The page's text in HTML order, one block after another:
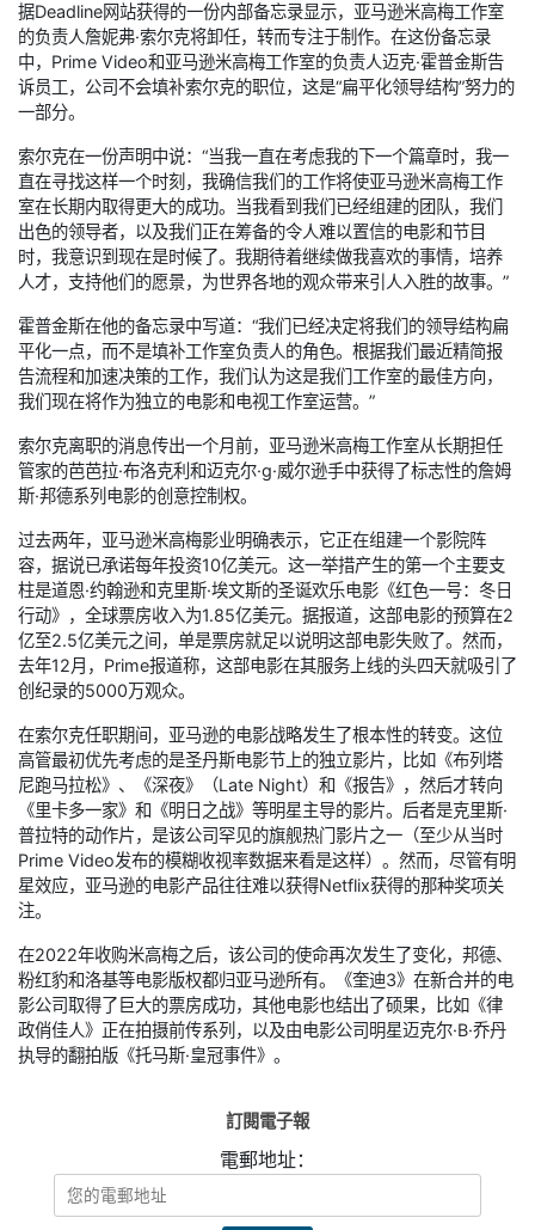
据Deadline网站获得的一份内部备忘录显示，亚马逊米高梅工作室
的负责人詹妮弗·索尔克将卸任，转而专注于制作。在这份备忘录
中，Prime Video和亚马逊米高梅工作室的负责人迈克·霍普金斯告
诉员工，公司不会填补索尔克的职位，这是“扁平化领导结构”努力的
一部分。
索尔克在一份声明中说：“当我一直在考虑我的下一个篇章时，我一
直在寻找这样一个时刻，我确信我们的工作将使亚马逊米高梅工作
室在长期内取得更大的成功。当我看到我们已经组建的团队，我们
出色的领导者，以及我们正在筹备的令人难以置信的电影和节目
时，我意识到现在是时候了。我期待着继续做我喜欢的事情，培养
人才，支持他们的愿景，为世界各地的观众带来引人入胜的故事。”
霍普金斯在他的备忘录中写道：“我们已经决定将我们的领导结构扁
平化一点，而不是填补工作室负责人的角色。根据我们最近精简报
告流程和加速决策的工作，我们认为这是我们工作室的最佳方向，
我们现在将作为独立的电影和电视工作室运营。”
索尔克离职的消息传出一个月前，亚马逊米高梅工作室从长期担任
管家的芭芭拉·布洛克利和迈克尔·g·威尔逊手中获得了标志性的詹姆
斯·邦德系列电影的创意控制权。
过去两年，亚马逊米高梅影业明确表示，它正在组建一个影院阵
容，据说已承诺每年投资10亿美元。这一举措产生的第一个主要支
柱是道恩·约翰逊和克里斯·埃文斯的圣诞欢乐电影《红色一号：冬日
行动》，全球票房收入为1.85亿美元。据报道，这部电影的预算在2
亿至2.5亿美元之间，单是票房就足以说明这部电影失败了。然而，
去年12月，Prime报道称，这部电影在其服务上线的头四天就吸引了
创纪录的5000万观众。
在索尔克任职期间，亚马逊的电影战略发生了根本性的转变。这位
高管最初优先考虑的是圣丹斯电影节上的独立影片，比如《布列塔
尼跑马拉松》、《深夜》（Late Night）和《报告》，然后才转向
《里卡多一家》和《明日之战》等明星主导的影片。后者是克里斯·
普拉特的动作片，是该公司罕见的旗舰热门影片之一（至少从当时
Prime Video发布的模糊收视率数据来看是这样）。然而，尽管有明
星效应，亚马逊的电影产品往往难以获得Netflix获得的那种奖项关
注。
在2022年收购米高梅之后，该公司的使命再次发生了变化，邦德、
粉红豹和洛基等电影版权都归亚马逊所有。《奎迪3》在新合并的电
影公司取得了巨大的票房成功，其他电影也结出了硕果，比如《律
政俏佳人》正在拍摄前传系列，以及由电影公司明星迈克尔·B·乔丹
执导的翻拍版《托马斯·皇冠事件》。
訂閱電子報
電郵地址：